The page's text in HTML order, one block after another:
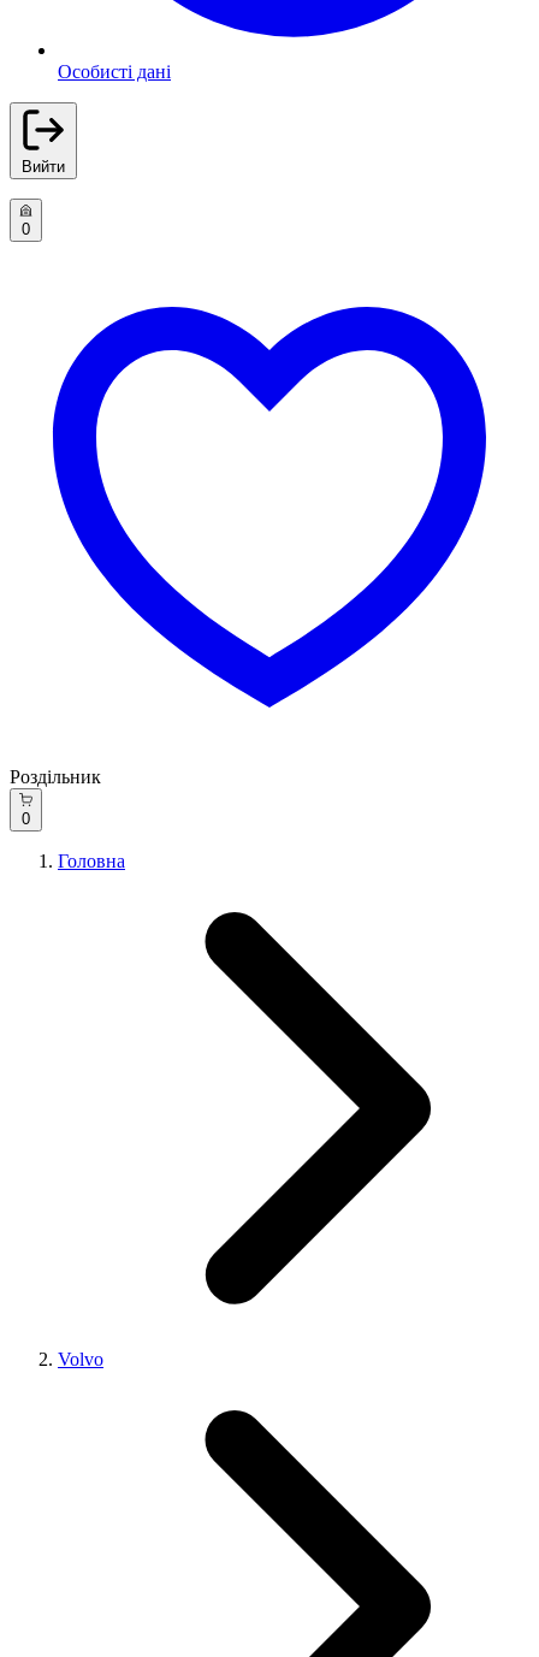
Особисті дані
Вийти
0
Роздільник
0
Головна
Volvo